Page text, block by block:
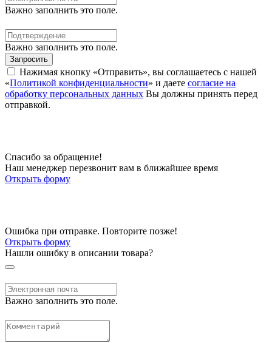
Важно заполнить это поле.
Важно заполнить это поле.
Запросить
Нажимая кнопку «Отправить», вы соглашаетесь с нашей
«Политикой конфиденциальности» и даете согласие на
обработку персональных данных Вы должны принять перед
отправкой.
Спасибо за обращение!
Наш менеджер перезвонит вам в ближайшее время
Открыть форму
Ошибка при отправке. Повторите позже!
Открыть форму
Нашли ошибку в описании товара?
Важно заполнить это поле.